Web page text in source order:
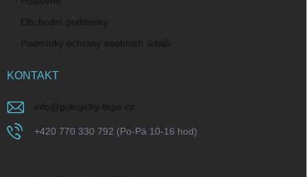
Obchodní podmínky
Podmínky ochrany osobních údajů
KONTAKT
info @pokojicky-tepe.cz
+420 770 330 792 (Po-Pá 10-16 hod)